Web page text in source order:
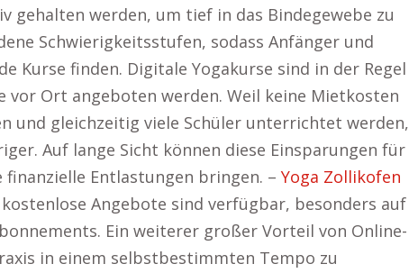
gehalten werden, um tief in das Bindegewebe zu
Schwierigkeitsstufen, sodass Anfänger und
Kurse finden. Digitale Yogakurse sind in der Regel
vor Ort angeboten werden. Weil keine Mietkosten
und gleichzeitig viele Schüler unterrichtet werden,
Auf lange Sicht können diese Einsparungen für
Entlastungen bringen. – Yoga Zollikofen
Angebote sind verfügbar, besonders auf
Ein weiterer großer Vorteil von Online-
in einem selbstbestimmten Tempo zu